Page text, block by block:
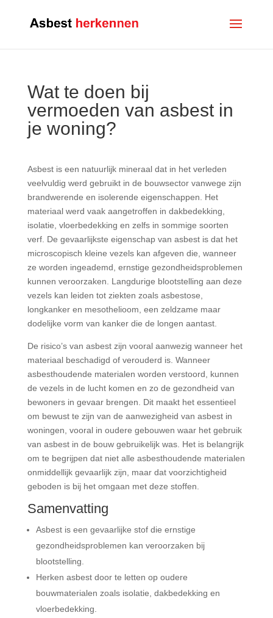
Wat te doen bij
vermoeden van asbest in
je woning?
Asbest is een natuurlijk mineraal dat in het verleden
veelvuldig werd gebruikt in de bouwsector vanwege zijn
brandwerende en isolerende eigenschappen. Het
materiaal werd vaak aangetroffen in dakbedekking,
isolatie, vloerbedekking en zelfs in sommige soorten
verf. De gevaarlijkste eigenschap van asbest is dat het
microscopisch kleine vezels kan afgeven die, wanneer
ze worden ingeademd, ernstige gezondheidsproblemen
kunnen veroorzaken. Langdurige blootstelling aan deze
vezels kan leiden tot ziekten zoals asbestose,
longkanker en mesothelioom, een zeldzame maar
dodelijke vorm van kanker die de longen aantast.
De risico’s van asbest zijn vooral aanwezig wanneer het
materiaal beschadigd of verouderd is. Wanneer
asbesthoudende materialen worden verstoord, kunnen
de vezels in de lucht komen en zo de gezondheid van
bewoners in gevaar brengen. Dit maakt het essentieel
om bewust te zijn van de aanwezigheid van asbest in
woningen, vooral in oudere gebouwen waar het gebruik
van asbest in de bouw gebruikelijk was. Het is belangrijk
om te begrijpen dat niet alle asbesthoudende materialen
onmiddellijk gevaarlijk zijn, maar dat voorzichtigheid
geboden is bij het omgaan met deze stoffen.
Samenvatting
Asbest is een gevaarlijke stof die ernstige
gezondheidsproblemen kan veroorzaken bij
blootstelling.
Herken asbest door te letten op oudere
bouwmaterialen zoals isolatie, dakbedekking en
vloerbedekking.